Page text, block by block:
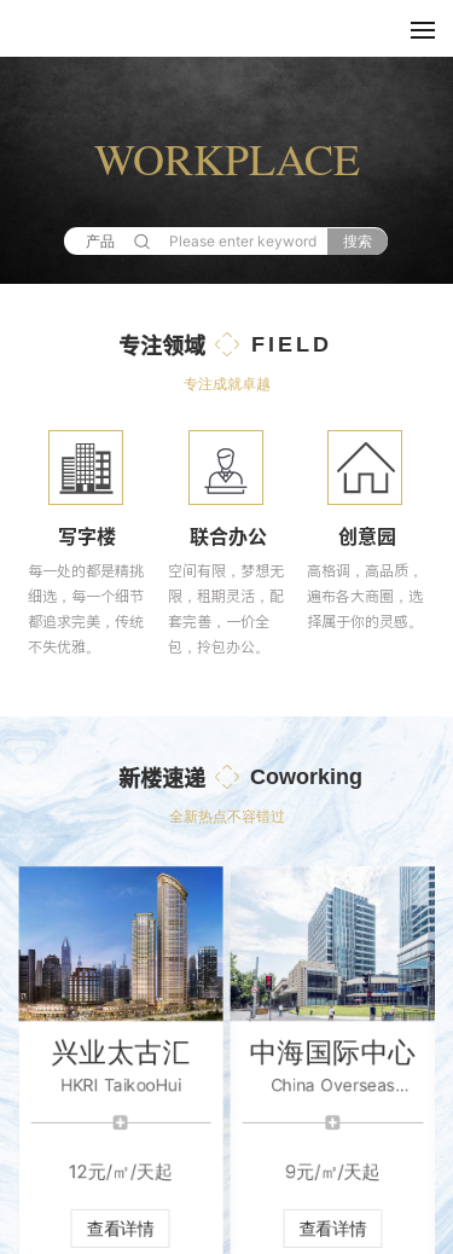
WORKPLACE
产品 搜索
每一处的都是精挑
细选，每一个细节
都追求完美，传统
不失优雅。
写字楼
空间有限，梦想无
限，租期灵活，配
套完善，一价全
包，拎包办公。
联合办公
高格调，高品质，
遍布各大商圈，选
择属于你的灵感。
创意园
专注领域 FIELD
专注成就卓越
全新热点不容错过
Coworking
新楼速递
中海国际中心
China Overseas
9元/㎡/天起
查看详情
兴业太古汇
HKRI TaikooHui
12元/㎡/天起
查看详情